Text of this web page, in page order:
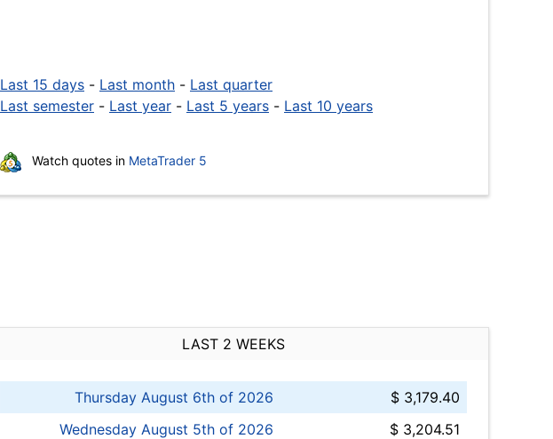
Last 15 days - Last month - Last quarter
Last semester - Last year - Last 5 years - Last 10 years
Watch quotes in MetaTrader 5
LAST 2 WEEKS
Thursday August 6th of 2026
$ 3,179.40
Wednesday August 5th of 2026
$ 3,204.51